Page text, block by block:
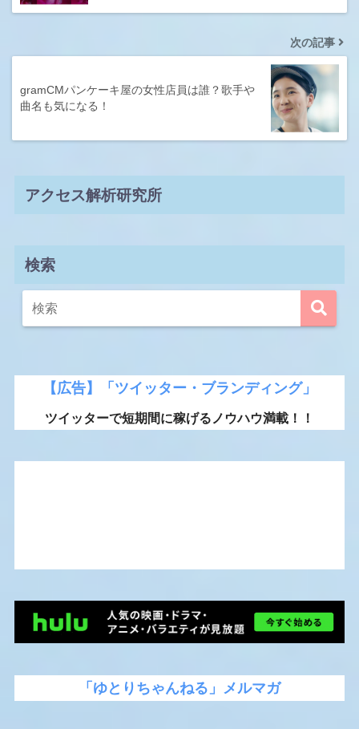
次の記事
gramCMパンケーキ屋の女性店員は誰？歌手や
曲名も気になる！
アクセス解析研究所
検索
【広告】「ツイッター・ブランディング」
ツイッターで短期間に稼げるノウハウ満載！！
「ゆとりちゃんねる」メルマガ